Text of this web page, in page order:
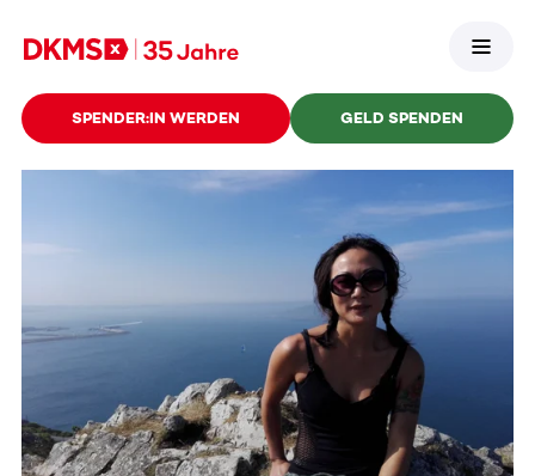
SPENDER:IN WERDEN GELD SPENDEN